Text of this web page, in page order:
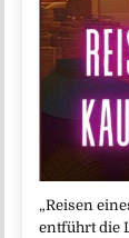
„Reisen
entführt die